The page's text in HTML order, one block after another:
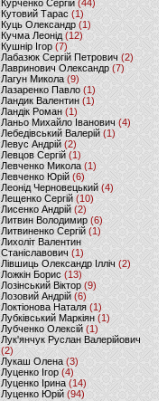
Курченко Сергій (44)
Кутовий Тарас (1)
Куць Олександр (1)
Кучма Леонід (12)
Кушнір Ігор(7)
Лабазюк Сергій Петрович (2)
Лавринович Олександр(7)
Лагун Микола(9)
Лазаренко Павло (1)
Ландик Валентин (1)
Ландік Роман (1)
Ланьо Михайло Іванович(4)
Лебедівський Валерій(1)
Левус Андрій(2)
Левцов Сергій (1)
Левченко Микола (1)
Левченко Юрій (6)
Леонід Черновецький (4)
Лещенко Сергій (10)
Лисенко Андрій (2)
Литвин Володимир (6)
Литвиненко Сергій (1)
Лихоліт Валентин
Станіславович (1)
Лівшиць Олександр Ілліч (2)
Ложкін Борис(13)
Лозінський Віктор(9)
Лозовий Андрій (6)
Локтіонова Наталя (1)
Лубківський Маркіян(1)
Лубченко Олексій (1)
Лук'янчук Руслан Валерійович
(2)
Лукаш Олена (3)
Луценко Ігор (4)
Луценко Ірина (14)
Луценко Юрій (94)